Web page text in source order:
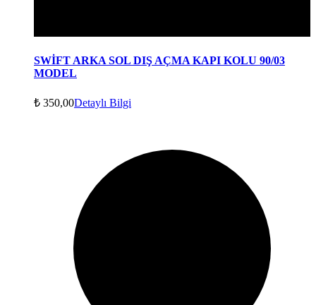
SWİFT ARKA SOL DIŞ AÇMA KAPI KOLU 90/03
MODEL
₺ 350,00Detaylı Bilgi